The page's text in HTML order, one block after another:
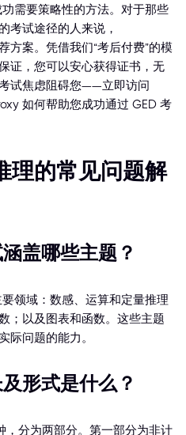
需要策略性的方法。对于那些
考试途径的人来说，
方案。凭借我们“考后付费”的模
证，您可以安心获得证书，无
试焦虑阻碍您——立即访问
如何帮助您成功通过 GED 考
理的常见问题解
盖哪些主题？
领域：数感、运算和定量推理
；以及图表和函数。这些主题
际问题的能力。
形式是什么？
，分为两部分。第一部分为非计